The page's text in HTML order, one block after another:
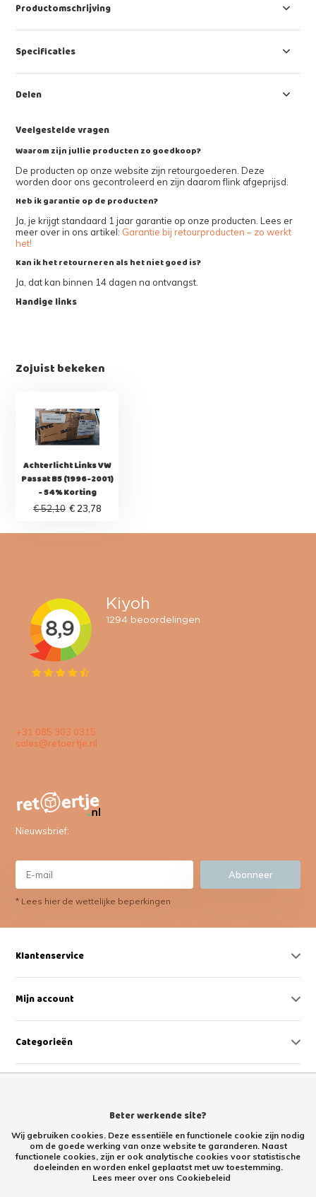
Productomschrijving
Specificaties
Delen
Veelgestelde vragen
Waarom zijn jullie producten zo goedkoop?
De producten op onze website zijn retourgoederen. Deze
worden door ons gecontroleerd en zijn daarom flink afgeprijsd.
Heb ik garantie op de producten?
Ja, je krijgt standaard 1 jaar garantie op onze producten. Lees er
meer over in ons artikel: Garantie bij retourproducten – zo werkt
het!
Kan ik het retourneren als het niet goed is?
Ja, dat kan binnen 14 dagen na ontvangst.
Handige links
Zojuist bekeken
Achterlicht Links VW
Passat B5 (1996-2001)
- 54% Korting
€ 52,10 € 23,78
+31 085 303 0315
sales@retoertje.nl
Nieuwsbrief:
Abonneer
* Lees hier de wettelijke beperkingen
Klantenservice
Mijn account
Categorieën
Beter werkende site?
Wij gebruiken cookies. Deze essentiële en functionele cookie zijn nodig
om de goede werking van onze website te garanderen. Naast
functionele cookies, zijn er ook analytische cookies voor statistische
doeleinden en worden enkel geplaatst met uw toestemming.
Lees meer over ons Cookiebeleid